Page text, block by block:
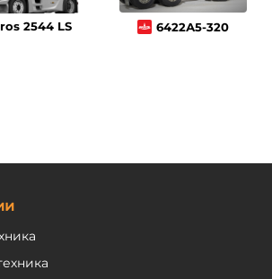
2544 LS 6422А5-320